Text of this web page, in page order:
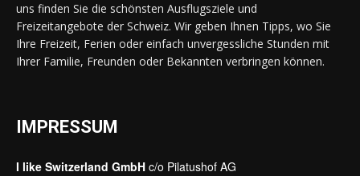
uns finden Sie die schönsten Ausflugsziele und
Freizeitangebote der Schweiz. Wir geben Ihnen Tipps, wo Sie
Ihre Freizeit, Ferien oder einfach unvergessliche Stunden mit
Ihrer Familie, Freunden oder Bekannten verbringen können.
IMPRESSUM
I like Switzerland GmbH c/o Pilatushof AG